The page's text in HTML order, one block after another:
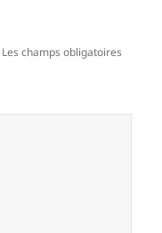
Les champs obligatoires